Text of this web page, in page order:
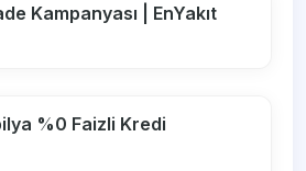
Kampanyası | EnYakıt
%0 Faizli Kredi